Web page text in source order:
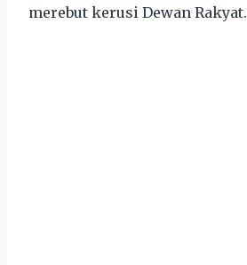
merebut kerusi Dewan Rakyat.